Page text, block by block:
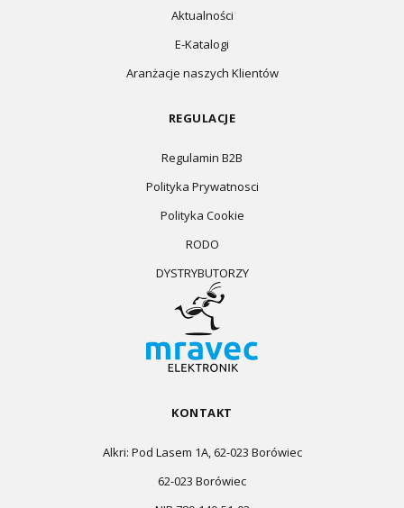
Aktualności
E-Katalogi
Aranżacje naszych Klientów
REGULACJE
Regulamin B2B
Polityka Prywatnosci
Polityka Cookie
RODO
DYSTRYBUTORZY
KONTAKT
Alkri: Pod Lasem 1A, 62-023 Borówiec
62-023 Borówiec